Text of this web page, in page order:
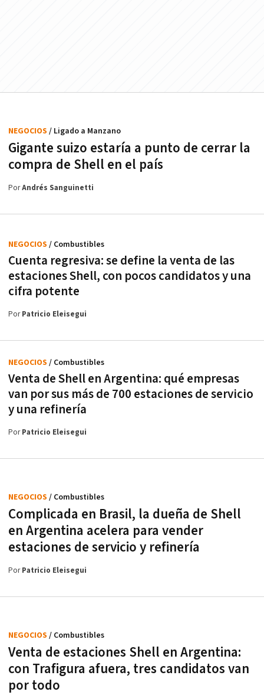
Gigante suizo estaría a punto de cerrar la
compra de Shell en el país
NEGOCIOS / Ligado a Manzano
PorAndrés Sanguinetti
Cuenta regresiva: se define la venta de las
estaciones Shell, con pocos candidatos y una
cifra potente
NEGOCIOS / Combustibles
PorPatricio Eleisegui
Venta de Shell en Argentina: qué empresas
van por sus más de 700 estaciones de servicio
y una refinería
NEGOCIOS / Combustibles
PorPatricio Eleisegui
Complicada en Brasil, la dueña de Shell
en Argentina acelera para vender
estaciones de servicio y refinería
NEGOCIOS / Combustibles
PorPatricio Eleisegui
Venta de estaciones Shell en Argentina:
con Trafigura afuera, tres candidatos van
por todo
NEGOCIOS / Combustibles